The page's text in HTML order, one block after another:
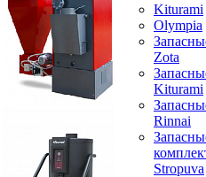
Kiturami
Olympia
Zota
Kiturami
Rinnai
Stropuva